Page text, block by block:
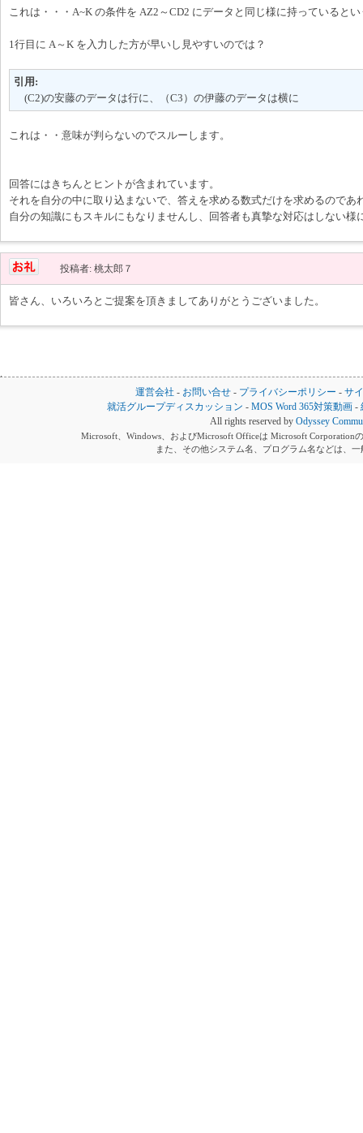
これは・・・A~K の条件を AZ2～CD2 にデータと同じ様に持っていると
1行目に A～K を入力した方が早いし見やすいのでは？
引用:
(C2)の安藤のデータは行に、（C3）の伊藤のデータは横に
これは・・意味が判らないのでスルーします。
回答にはきちんとヒントが含まれています。
それを自分の中に取り込まないで、答えを求める数式だけを求めるのであ
自分の知識にもスキルにもなりませんし、回答者も真摯な対応はしない様
投稿者: 桃太郎７
皆さん、いろいろとご提案を頂きましてありがとうございました。
運営会社 - お問い合せ - プライバシーポリシー - サ
就活グループディスカッション -MOS Word 365対策動画 -
All rights reserved by Odyssey
Microsoft、Windows、およびMicrosoft Officeは Microsoft Corporation
また、その他システム名、プログラム名などは、